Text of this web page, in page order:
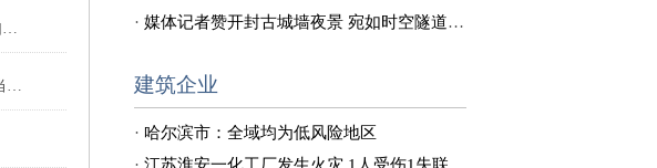
世界观焦点：汽车知识解答凯美瑞蓝牙如何连接？
张嘉倪寻找紫菱总决赛 张嘉倪产子升级当妈妈_每日热议
· 媒体记者赞开封古城墙夜景 宛如时空隧道式“穿越”体验
建筑企业
· 哈尔滨市：全域均为低风险地区